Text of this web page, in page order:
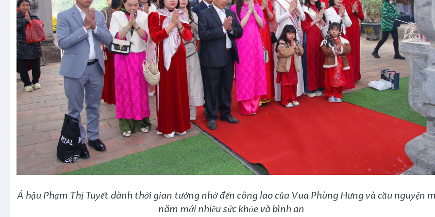
Á hậu Phạm Thị Tuyết dành thời gian tưởng nhớ đến công lao của Vua Phùng Hưng và cầu nguyện
năm mới nhiều sức khỏe và bình an